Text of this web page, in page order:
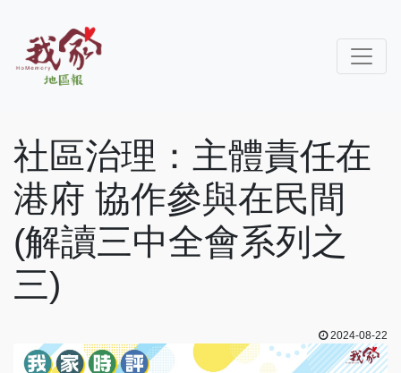
社區治理：主體責任在
港府 協作參與在民間
(解讀三中全會系列之
三)
2024-08-22